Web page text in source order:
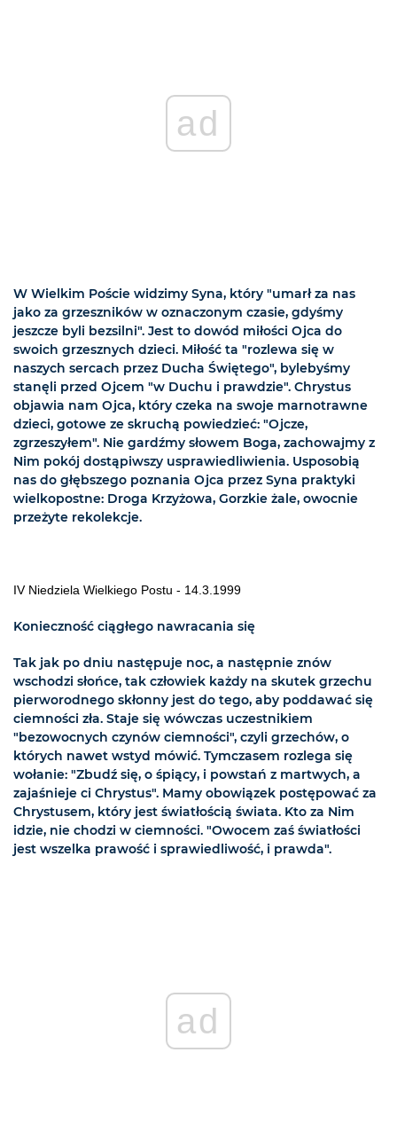
ad
W Wielkim Poście widzimy Syna, który "umarł za nas
jako za grzeszników w oznaczonym czasie, gdyśmy
jeszcze byli bezsilni". Jest to dowód miłości Ojca do
swoich grzesznych dzieci. Miłość ta "rozlewa się w
naszych sercach przez Ducha Świętego", bylebyśmy
stanęli przed Ojcem "w Duchu i prawdzie". Chrystus
objawia nam Ojca, który czeka na swoje marnotrawne
dzieci, gotowe ze skruchą powiedzieć: "Ojcze,
zgrzeszyłem". Nie gardźmy słowem Boga, zachowajmy z
Nim pokój dostąpiwszy usprawiedliwienia. Usposobią
nas do głębszego poznania Ojca przez Syna praktyki
wielkopostne: Droga Krzyżowa, Gorzkie żale, owocnie
przeżyte rekolekcje.
IV Niedziela Wielkiego Postu - 14.3.1999
Konieczność ciągłego nawracania się
Tak jak po dniu następuje noc, a następnie znów
wschodzi słońce, tak człowiek każdy na skutek grzechu
pierworodnego skłonny jest do tego, aby poddawać się
ciemności zła. Staje się wówczas uczestnikiem
"bezowocnych czynów ciemności", czyli grzechów, o
których nawet wstyd mówić. Tymczasem rozlega się
wołanie: "Zbudź się, o śpiący, i powstań z martwych, a
zajaśnieje ci Chrystus". Mamy obowiązek postępować za
Chrystusem, który jest światłością świata. Kto za Nim
idzie, nie chodzi w ciemności. "Owocem zaś światłości
jest wszelka prawość i sprawiedliwość, i prawda".
ad